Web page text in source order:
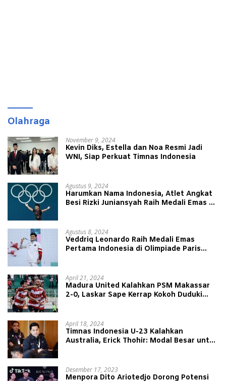
Olahraga
November 9, 2024
Kevin Diks, Estella dan Noa Resmi Jadi
WNI, Siap Perkuat Timnas Indonesia
Agustus 9, 2024
Harumkan Nama Indonesia, Atlet Angkat
Besi Rizki Juniansyah Raih Medali Emas di
Agustus 8, 2024
Veddriq Leonardo Raih Medali Emas
Pertama Indonesia di Olimpiade Paris
April 21, 2024
Madura United Kalahkan PSM Makassar
2-0, Laskar Sape Kerrap Kokoh Duduki
April 18, 2024
Timnas Indonesia U-23 Kalahkan
Australia, Erick Thohir: Modal Besar untuk
Desember 17, 2023
Menpora Dito Ariotedjo Dorong Potensi